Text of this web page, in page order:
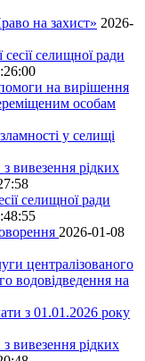
на захист» 2026-
селищної ради
на вирішення
особам
у селищі
вивезення рідких
селищної ради
2026-01-08
централізованого
водовідведення на
з 01.01.2026 року
вивезення рідких